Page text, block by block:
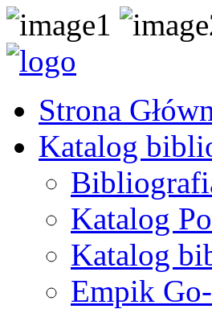
Strona
Katalog
Katalog
Katalog
Empik